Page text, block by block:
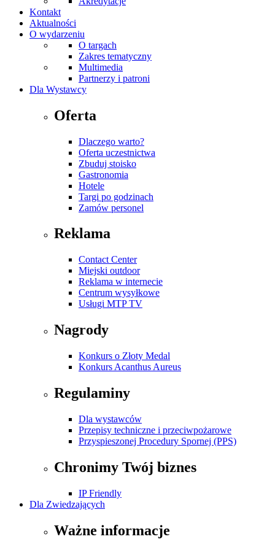
Kontakt
Aktualności
O wydarzeniu
O targach
Zakres tematyczny
Multimedia
Partnerzy i patroni
Dla Wystawcy
Oferta
Dlaczego warto?
Oferta uczestnictwa
Zbuduj stoisko
Gastronomia
Hotele
Targi po godzinach
Zamów personel
Reklama
Contact Center
Miejski outdoor
Reklama w internecie
Centrum wysyłkowe
Usługi MTP TV
Nagrody
Konkurs o Złoty Medal
Konkurs Acanthus Aureus
Regulaminy
Dla wystawców
Przepisy techniczne i przeciwpożarowe
Przyspieszonej Procedury Spornej (PPS)
Chronimy Twój biznes
IP Friendly
Dla Zwiedzających
Ważne informacje